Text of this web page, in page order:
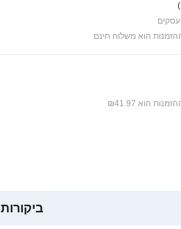
הוא משלוח חינם
הוא ₪41.97
ביקורות